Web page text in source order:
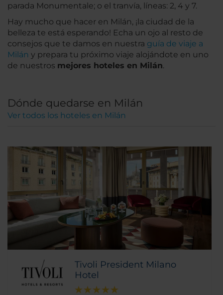
parada Monumentale; o el tranvía, líneas: 2, 4 y 7.
Hay mucho que hacer en Milán, ¡la ciudad de la
belleza te está esperando! Echa un ojo al resto de
consejos que te damos en nuestra guía de viaje a
Milán y prepara tu próximo viaje alojándote en uno
de nuestros mejores hoteles en Milán.
Dónde quedarse en Milán
Ver todos los hoteles en Milán
Tivoli President Milano
Hotel